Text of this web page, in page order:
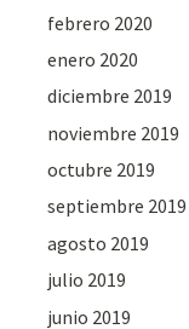
febrero 2020
enero 2020
diciembre 2019
noviembre 2019
octubre 2019
septiembre 2019
agosto 2019
julio 2019
junio 2019